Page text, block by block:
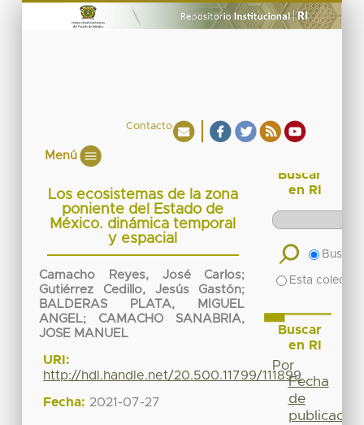
Contacto
Menú
Los ecosistemas de la zona
poniente del Estado de
México. dinámica temporal
y espacial
Camacho Reyes, José Carlos;
Gutiérrez Cedillo, Jesús Gastón;
BALDERAS PLATA, MIGUEL
ANGEL; CAMACHO SANABRIA,
JOSE MANUEL
URI:
http://hdl.handle.net/20.500.11799/111899
Fecha: 2021-07-27
Buscar
en RI
Buscar
Esta
Buscar
en RI
Por
Fecha
de
publicación